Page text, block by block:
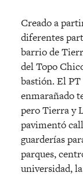
Creado a
diferentes
barrio de
del Topo
bastión. El
enmarañado
pero Tierra y
pavimentó
guarderías
parques,
universidad,